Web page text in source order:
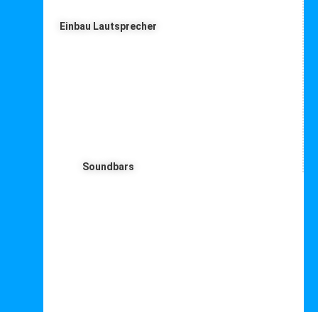
Einbau Lautsprecher
Soundbars